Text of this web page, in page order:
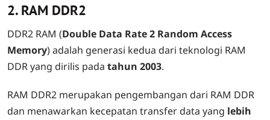
2. RAM DDR2
DDR2 RAM (Double Data Rate 2 Random Access
Memory) adalah generasi kedua dari teknologi RAM
DDR yang dirilis pada tahun 2003.
RAM DDR2 merupakan pengembangan dari RAM DDR
dan menawarkan kecepatan transfer data yang lebih